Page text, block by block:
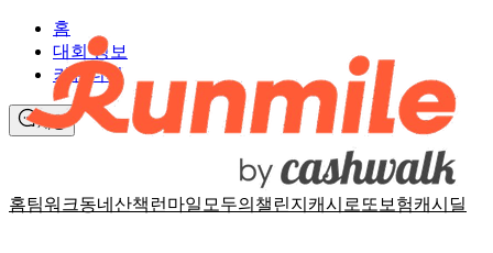
홈팀워크동네산책 런마일 모두의챌린지 캐시로또 보험캐시딜
홈
대회 정보
커뮤니티
채팅